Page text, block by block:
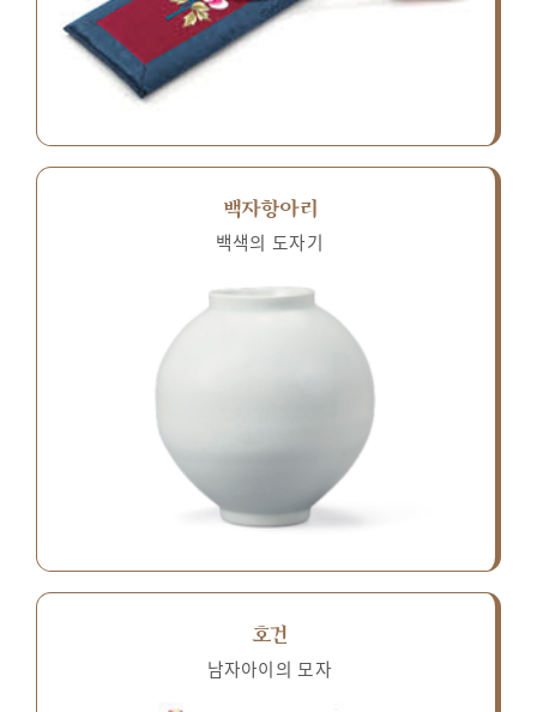
백자항아리
백색의 도자기
호건
남자아이의 모자